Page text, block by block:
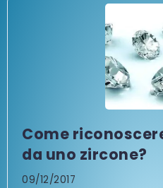
Come
da uno zircone?
09/12/2017